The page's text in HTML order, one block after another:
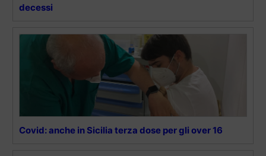
decessi
Covid: anche in Sicilia terza dose per gli over 16